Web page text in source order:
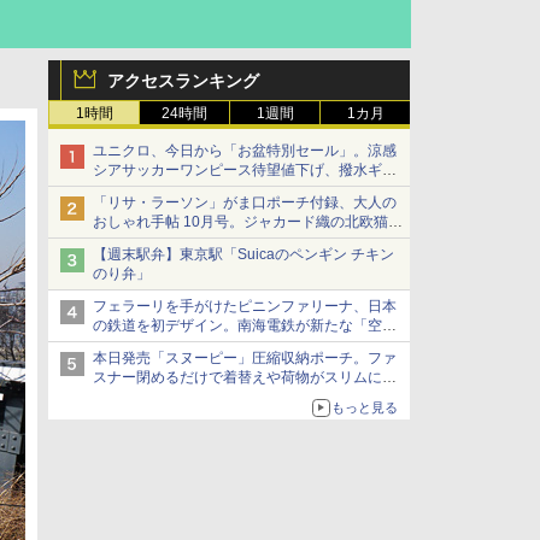
アクセスランキング
1時間 24時間 1週間 1カ月
ユニクロ、今日から「お盆特別セール」。涼感
シアサッカーワンピース待望値下げ、撥水ギア
ショーツは1990円に
「リサ・ラーソン」がま口ポーチ付録、大人の
おしゃれ手帖 10月号。ジャカード織の北欧猫デ
ザイン
【週末駅弁】東京駅「Suicaのペンギン チキン
のり弁」
フェラーリを手がけたピニンファリーナ、日本
の鉄道を初デザイン。南海電鉄が新たな「空港
特急」をなにわ筋線へ導入
本日発売「スヌーピー」圧縮収納ポーチ。ファ
スナー閉めるだけで着替えや荷物がスリムにま
もっと見る